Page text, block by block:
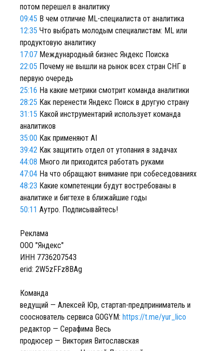
потом перешел в аналитику
09:45 В чем отличие ML-специалиста от аналитика
12:35 Что выбрать молодым специалистам: ML или
продуктовую аналитику
17:07 Международный бизнес Яндекс Поиска
22:05 Почему не вышли на рынок всех стран СНГ в
первую очередь
25:16 На какие метрики смотрит команда аналитики
28:25 Как перенести Яндекс Поиск в другую страну
31:15 Какой инструментарий использует команда
аналитиков
35:00 Как применяют AI
39:42 Как защитить отдел от утопания в задачах
44:08 Много ли приходится работать руками
47:04 На что обращают внимание при собеседованиях
48:23 Какие компетенции будут востребованы в
аналитике и бигтехе в ближайшие годы
50:11 Аутро. Подписывайтесь!
Реклама
ООО "Яндекс"
ИНН 7736207543
erid: 2W5zFFz8BAg
Команда
ведущий — Алексей Юр, стартап-предприниматель и
сооснователь сервиса GOGYM: https://t.me/yur_lico
редактор — Серафима Весь
продюсер — Виктория Витославская